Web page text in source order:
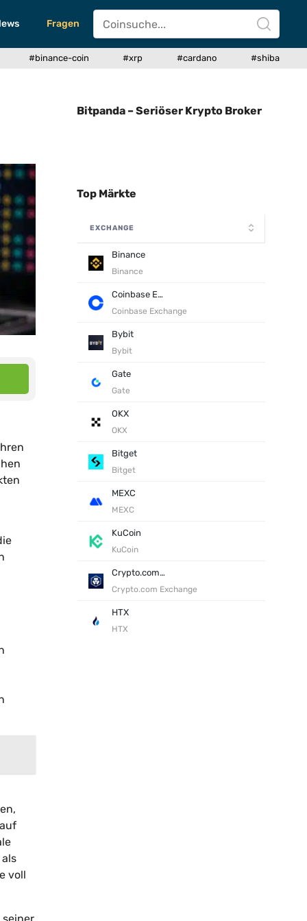
Fragen
#binance-coin #xrp #cardano #shiba
voll
Bitpanda – Seriöser Krypto Broker
Top Märkte
EXCHANGE
Binance
Binance
Coinbase Exchange
Coinbase Exchange
Bybit
Bybit
Gate
Gate
OKX
OKX
Bitget
Bitget
MEXC
MEXC
KuCoin
KuCoin
Crypto.com Exchange
Crypto.com Exchange
HTX
HTX